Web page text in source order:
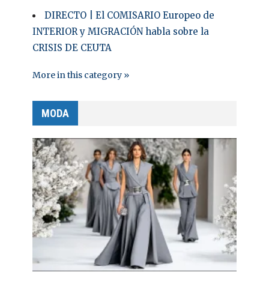
DIRECTO | El COMISARIO Europeo de
INTERIOR y MIGRACIÓN habla sobre la
CRISIS DE CEUTA
More in this category »
MODA